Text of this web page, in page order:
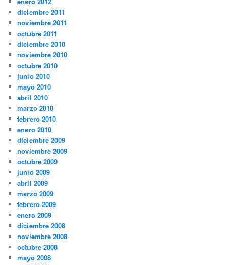
diciembre 2011
noviembre 2011
octubre 2011
diciembre 2010
noviembre 2010
octubre 2010
junio 2010
mayo 2010
abril 2010
marzo 2010
febrero 2010
enero 2010
diciembre 2009
noviembre 2009
octubre 2009
junio 2009
abril 2009
marzo 2009
febrero 2009
enero 2009
diciembre 2008
noviembre 2008
octubre 2008
mayo 2008